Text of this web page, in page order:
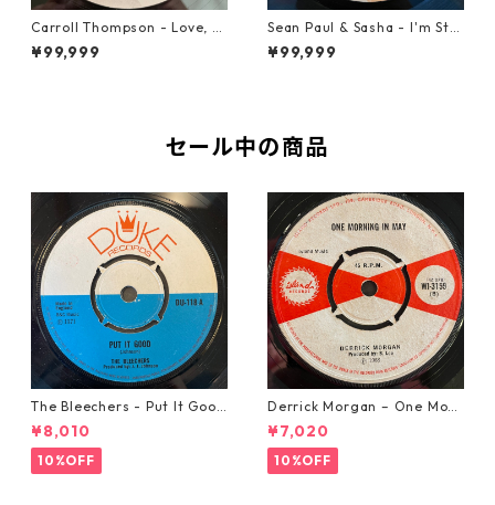
Carroll Thompson - Love, N
eed And Want You【12-2198
3】
¥99,999
Sean Paul & Sasha - I'm Still
In Love With You Boy【7-218
78】
¥99,999
セール中の商品
The Bleechers - Put It Good
【7-21637】
¥8,010
10%OFF
Derrick Morgan – One Morn
ing In May【7-21653】
¥7,020
10%OFF